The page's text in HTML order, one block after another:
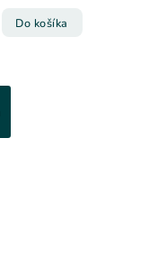
Do košíka